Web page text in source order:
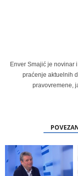
Enver Smajić je novinar
praćenje aktuelnih
pravovremene,